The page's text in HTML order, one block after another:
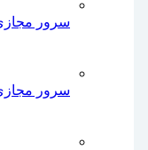
سرور مجازی
سرور